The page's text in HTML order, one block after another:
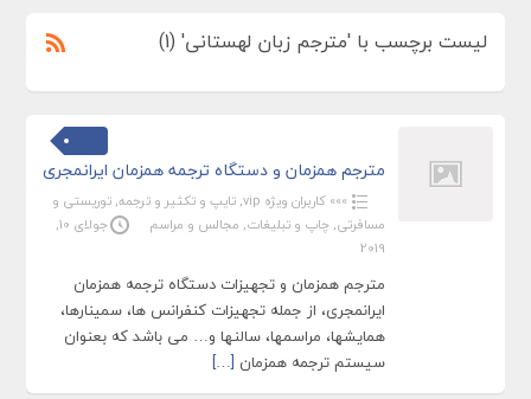
لیست برچسب با 'مترجم زبان لهستانی' (1)
مترجم همزمان و دستگاه ترجمه همزمان ایرانمجری
»»» کاربران ویژه vip , تایپ و تکثیر و ترجمه, توریستی و
مسافرتی, چاپ و تبلیغات, مجالس و مراسم
جولای 10,
2019
مترجم همزمان و تجهیزات دستگاه ترجمه همزمان
ایرانمجری، از جمله تجهیزات کنفرانس ها، سمینارها،
همایشها، مراسمها، سالنها و… می باشد که بعنوان
سیستم ترجمه همزمان […]